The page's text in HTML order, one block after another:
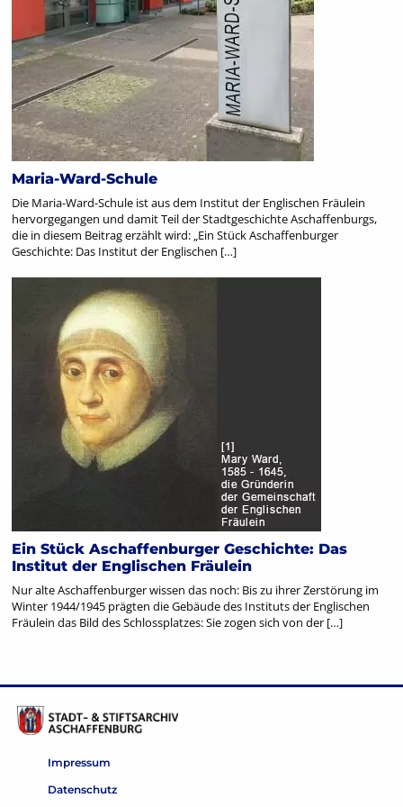
Maria-Ward-Schule
Die Maria-Ward-Schule ist aus dem Institut der Englischen Fräulein
hervorgegangen und damit Teil der Stadtgeschichte Aschaffenburgs,
die in diesem Beitrag erzählt wird: „Ein Stück Aschaffenburger
Geschichte: Das Institut der Englischen […]
Ein Stück Aschaffenburger Geschichte: Das
Institut der Englischen Fräulein
Nur alte Aschaffenburger wissen das noch: Bis zu ihrer Zerstörung im
Winter 1944/1945 prägten die Gebäude des Instituts der Englischen
Fräulein das Bild des Schlossplatzes: Sie zogen sich von der […]
Impressum
Datenschutz